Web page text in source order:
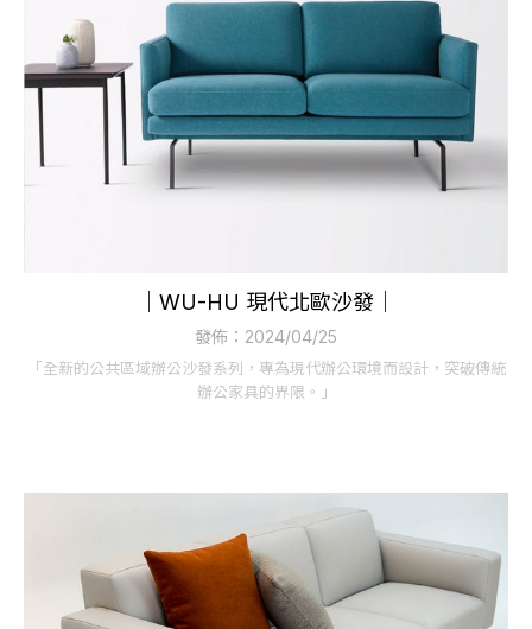
｜WU-HU 現代北歐沙發｜
發佈：2024/04/25
「全新的公共區域辦公沙發系列，專為現代辦公環境而設計，突破傳統
辦公家具的界限。」